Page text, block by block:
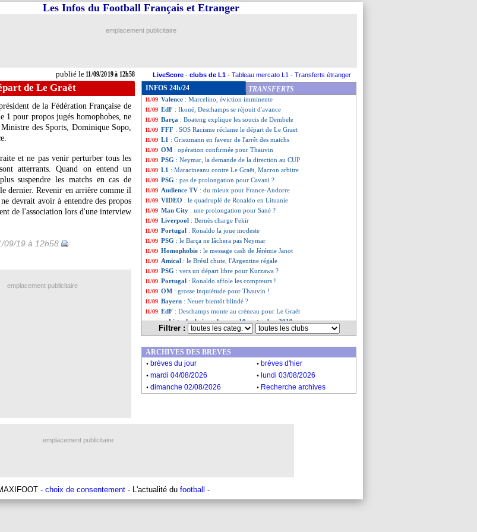
publié le11/09/2019 à 12h58
Les Infos du Football Français et Etranger
emplacement publicitaire
LiveScore - clubs de L1 - Tableau mercato L1 - Transferts étranger
de Le Graët
de la Fédération Française de
1 pour propos jugés homophobes, ne
des Sports, Dominique Sopo,
et ne pas venir perturber tous les
atterrants. Quand on entend un
suspendre les matchs en cas de
dernier. Revenir en arrière comme il
devrait avoir à entendre des propos
de l'association lors d'une interview
09/19 à 12h58
INFOS 24h/24 TRANSFERTS
11/09 Man City: Anderlecht après City pour De Bruyne
11/09 Valence
11/09 OM: l'option Ben Arfa envisagée ?
11/09 Portugal: Bernardo Silva régale aussi !
11/09 Valence : Marcelino, éviction imminente
11/09 EdF : Ikoné, Deschamps se réjouit d'avance
11/09 Barça : Boateng explique les soucis de Dembele
11/09 FFF : SOS Racisme réclame le départ de Le Graët
11/09 L1 : Griezmann en faveur de l'arrêt des matchs
11/09 OM : opération confirmée pour Thauvin
11/09 PSG : Neymar, la demande de la direction au CUP
11/09 L1 : Maracineanu contre Le Graët, Macron arbitre
11/09 PSG : pas de prolongation pour Cavani ?
11/09 Audience TV : du mieux pour France-Andorre
11/09 VIDEO : le quadruplé de Ronaldo en Lituanie
11/09 Man City : une prolongation pour Sané ?
11/09 Liverpool : Bernès charge Fekir
11/09 Portugal : Ronaldo la joue modeste
11/09 PSG : le Barça ne lâchera pas Neymar
11/09 Homophobie : le message cash de Jérémie Janot
11/09 Amical : le Brésil chute, l'Argentine régale
11/09 PSG : vers un départ libre pour Kurzawa ?
11/09 Portugal : Ronaldo affole les compteurs !
11/09 OM : grosse inquiétude pour Thauvin !
11/09 Bayern : Neuer bientôt blindé ?
11/09 EdF : Deschamps monte au créneau pour Le Graët
... Liste des brèves du mar. 10 septembre 2019
Liste des brèves du lun. 9 septembre 2019
Filtrer :
emplacement publicitaire
ARCHIVES DES BREVES
. brèves du jour . brèves d'hier
. mardi 04/08/2026 . lundi 03/08/2026
. dimanche 02/08/2026 . Recherche archives
emplacement publicitaire
- choix de consentement - L'actualité du football -